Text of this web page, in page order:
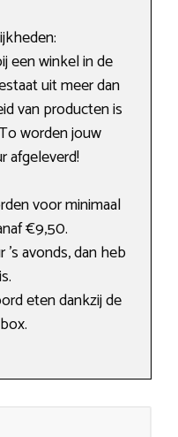
een winkel in de
uit meer dan
van producten is
worden jouw
afgeleverd!
voor minimaal
€9,50.
avonds, dan heb
eten dankzij de